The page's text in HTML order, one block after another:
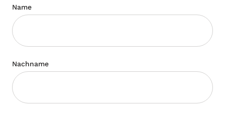
Name
Nachname